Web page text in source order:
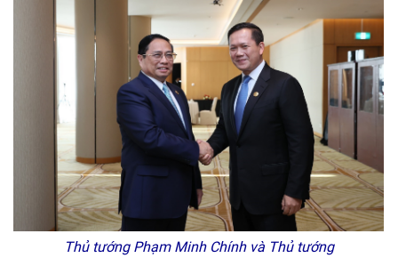
Thủ tướng Phạm Minh Chính và Thủ tướng